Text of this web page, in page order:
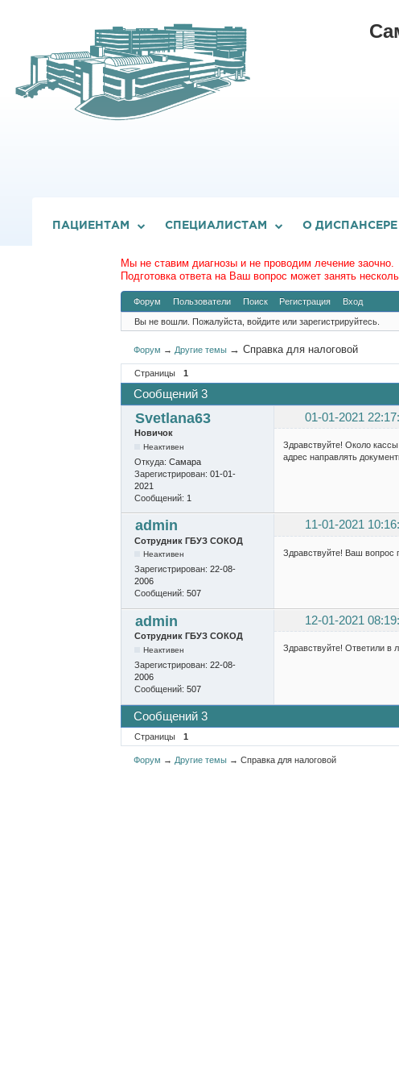
ПАЦИЕНТАМ СПЕЦИАЛИСТАМ О ДИСПАНСЕРЕ
Мы не ставим диагнозы и не проводим лечение заочно.
Подготовка ответа на Ваш вопрос может занять
Форум Пользователи Поиск Регистрация Вход
Вы не вошли. Пожалуйста, войдите или зарегистрируйтесь.
Форум → Другие темы →Справка для налоговой
Страницы 1
Сообщений 3
Svetlana63 01-01-2021
Новичок
Неактивен
Откуда: Самара
Зарегистрирован: 01-01-
2021
Сообщений: 1
Здравствуйте! Около
адрес направлять
admin 11-01-2021
Сотрудник ГБУЗ СОКОД
Неактивен
Зарегистрирован: 22-08-
2006
Сообщений: 507
Здравствуйте! Ваш вопрос
admin 12-01-2021
Сотрудник ГБУЗ СОКОД
Неактивен
Зарегистрирован: 22-08-
2006
Сообщений: 507
Здравствуйте! Ответили в
Сообщений 3
Страницы 1
Форум → Другие темы →Справка для налоговой